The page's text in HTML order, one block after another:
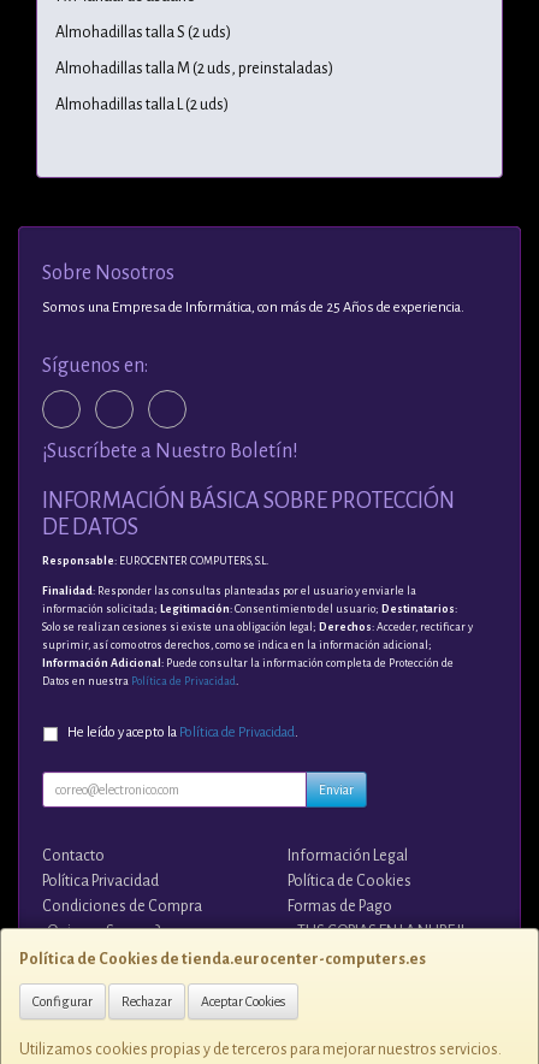
Almohadillas talla S (2 uds)
Almohadillas talla M (2 uds, preinstaladas)
Almohadillas talla L (2 uds)
Política de Cookies de tienda.eurocenter-computers.es
Configurar Rechazar Aceptar Cookies
Utilizamos cookies propias y de terceros para mejorar nuestros servicios.
Sobre Nosotros
Somos una Empresa de Informática, con más de 25 Años de experiencia.
Síguenos en:
¡Suscríbete a Nuestro Boletín!
INFORMACIÓN BÁSICA SOBRE PROTECCIÓN
DE DATOS
Responsable: EUROCENTER COMPUTERS, S.L.
Finalidad : Responder las consultas planteadas por el usuario y enviarle la
información solicitada; Legitimación: Consentimiento del usuario; Destinatarios:
Solo se realizan cesiones si existe una obligación legal; Derechos: Acceder, rectificar y
suprimir, así como otros derechos, como se indica en la información adicional;
Información Adicional : Puede consultar la información completa de Protección de
Datos en nuestra Política de Privacidad
He leído y acepto la Política de Privacidad.
Enviar
Contacto
Información Legal
Política Privacidad
Política de Cookies
Condiciones de Compra
Formas de Pago
¿Quienes Somos?
¡¡ TUS COPIAS EN LA NUBE !!
Contacto
tienda@eurocenter-computers.es